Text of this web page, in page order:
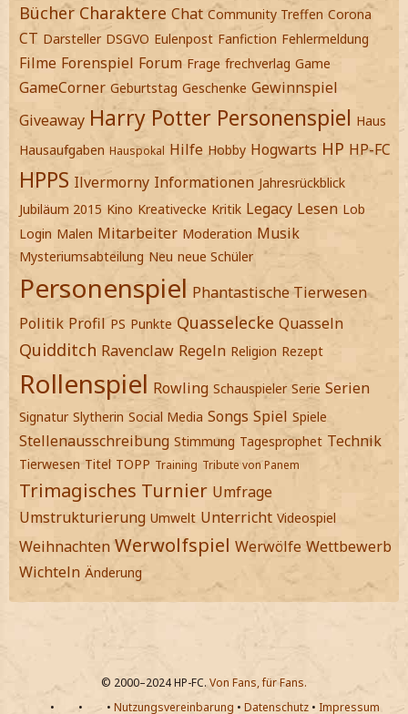
Bücher Charaktere Chat Community Treffen Corona
CT Darsteller DSGVO Eulenpost Fanfiction Fehlermeldung
Filme Forenspiel Forum Frage frechverlag Game
GameCorner Geburtstag Geschenke Gewinnspiel
Giveaway Harry Potter Personenspiel Haus
Hausaufgaben Hauspokal Hilfe Hobby Hogwarts HP HP-FC
HPPS Ilvermorny Informationen Jahresrückblick
Jubiläum 2015 Kino Kreativecke Kritik Legacy Lesen Lob
Login Malen Mitarbeiter Moderation Musik
Mysteriumsabteilung Neu neue Schüler
Personenspiel Phantastische Tierwesen
Politik Profil PS Punkte Quasselecke Quasseln
Quidditch Ravenclaw Regeln Religion Rezept
Rollenspiel Rowling Schauspieler Serie Serien
Signatur Slytherin Social Media Songs Spiel Spiele
Stellenausschreibung Stimmung Tagesprophet Technik
Tierwesen Titel TOPP Training Tribute von Panem
Trimagisches Turnier Umfrage
Umstrukturierung Umwelt Unterricht Videospiel
Weihnachten Werwolfspiel Werwölfe Wettbewerb
Wichteln Änderung
© 2000–2024 HP-FC.Von Fans, für Fans.
•
• • Nutzungsvereinbarung • Datenschutz• Impressum